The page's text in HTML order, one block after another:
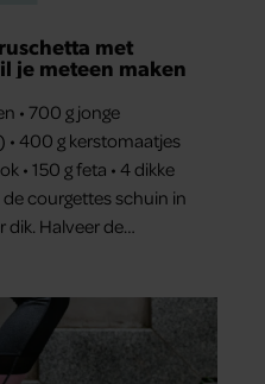
met
je meteen maken
• 700 g jonge
400 g kerstomaatjes
• 150 g feta • 4 dikke
courgettes schuin in
dik. Halveer de